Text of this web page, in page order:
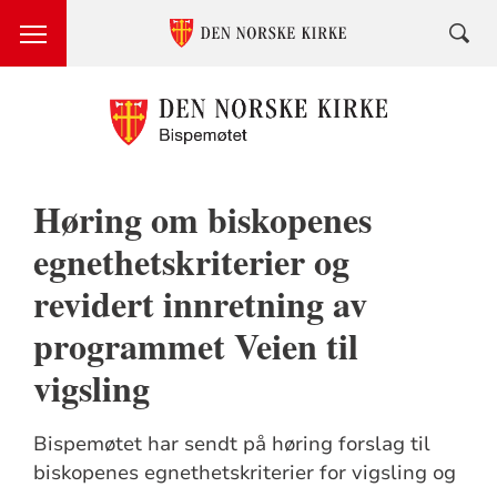
Høring om biskopenes
egnethetskriterier og
revidert innretning av
programmet Veien til
vigsling
Bispemøtet har sendt på høring forslag til
biskopenes egnethetskriterier for vigsling og